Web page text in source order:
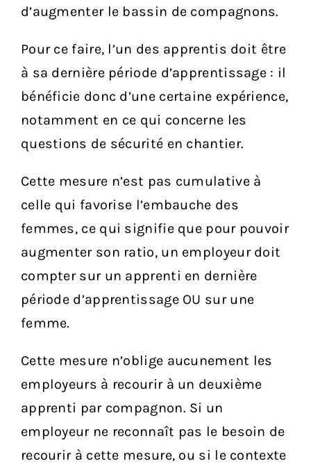
d’augmenter le bassin de compagnons.
Pour ce faire, l’un des apprentis doit être
à sa dernière période d’apprentissage : il
bénéficie donc d’une certaine expérience,
notamment en ce qui concerne les
questions de sécurité en chantier.
Cette mesure n’est pas cumulative à
celle qui favorise l’embauche des
femmes, ce qui signifie que pour pouvoir
augmenter son ratio, un employeur doit
compter sur un apprenti en dernière
période d’apprentissage OU sur une
femme.
Cette mesure n’oblige aucunement les
employeurs à recourir à un deuxième
apprenti par compagnon. Si un
employeur ne reconnaît pas le besoin de
recourir à cette mesure, ou si le contexte